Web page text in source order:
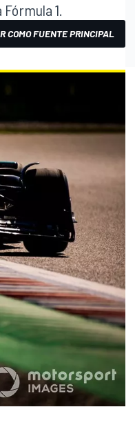
1.
COMO FUENTE PRINCIPAL